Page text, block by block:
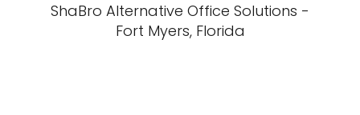
ShaBro Alternative Office Solutions -
Fort Myers, Florida